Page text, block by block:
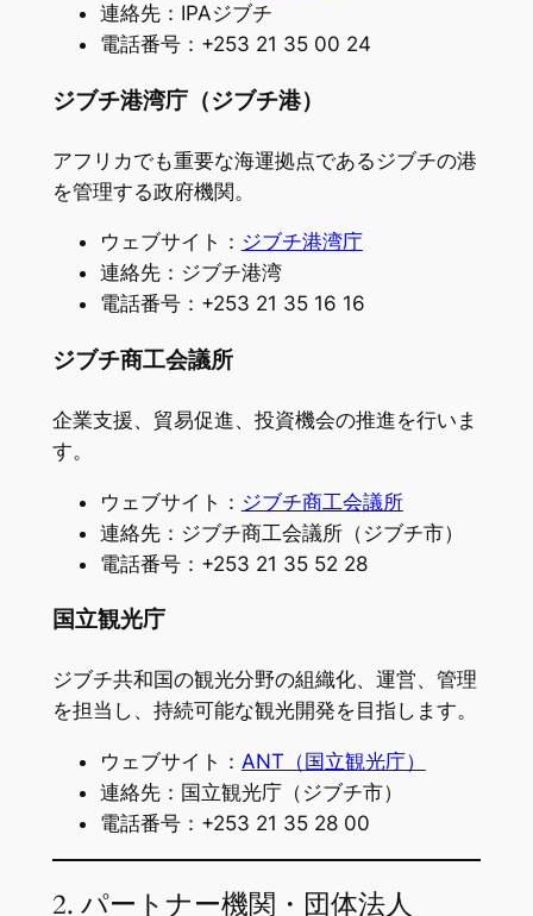
連絡先：IPAジブチ
電話番号：+253 21 35 00 24
ジブチ港湾庁（ジブチ港）
アフリカでも重要な海運拠点であるジブチの港
を管理する政府機関。
ウェブサイト： ジブチ港湾庁
連絡先：ジブチ港湾
電話番号：+253 21 35 16 16
ジブチ商工会議所
企業支援、貿易促進、投資機会の推進を行いま
す。
ウェブサイト： ジブチ商工会議所
連絡先：ジブチ商工会議所（ジブチ市）
電話番号：+253 21 35 52 28
国立観光庁
ジブチ共和国の観光分野の組織化、運営、管理
を担当し、持続可能な観光開発を目指します。
ウェブサイト： ANT（国立観光庁）
連絡先：国立観光庁（ジブチ市）
電話番号：+253 21 35 28 00
2. パートナー機関・団体法人